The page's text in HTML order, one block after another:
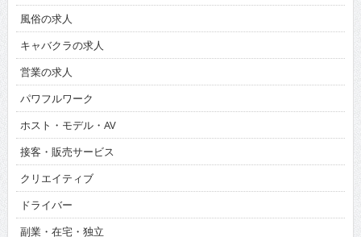
風俗の求人
キャバクラの求人
営業の求人
パワフルワーク
ホスト・モデル・AV
接客・販売サービス
クリエイティブ
ドライバー
副業・在宅・独立